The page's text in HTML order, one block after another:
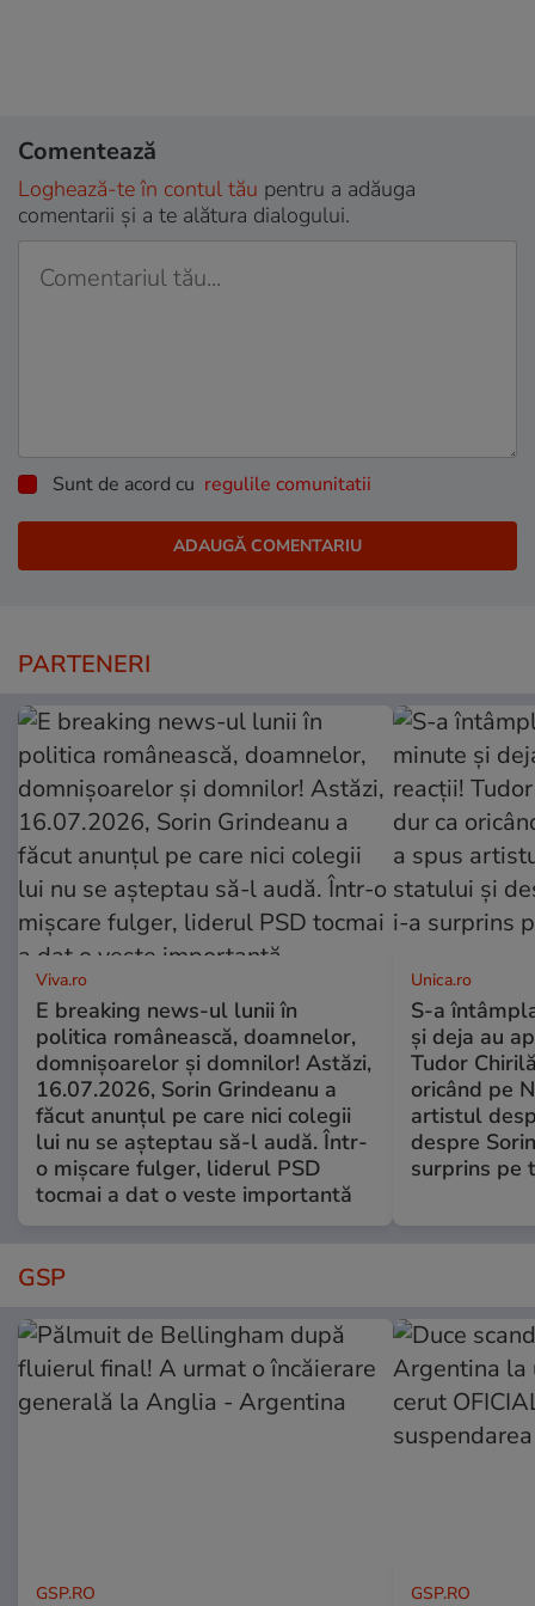
Comentează
Loghează-te în contul tău pentru a adăuga
comentarii și a te alătura dialogului.
Sunt de acord cu regulile comunitatii
PARTENERI
Viva.ro
E breaking news-ul lunii în
politica românească, doamnelor,
domnișoarelor și domnilor! Astăzi,
16.07.2026, Sorin Grindeanu a
făcut anunțul pe care nici colegii
lui nu se așteptau să-l audă. Într-
o mișcare fulger, liderul PSD
tocmai a dat o veste importantă
Unica.ro
S-a
și deja au
Tudor
oricând pe
artistul
despre
surprins pe
GSP
GSP.RO GSP.RO